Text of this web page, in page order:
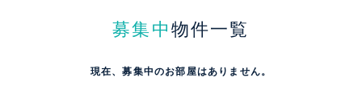
募集中 物件一覧
現在、募集中のお部屋はありません。